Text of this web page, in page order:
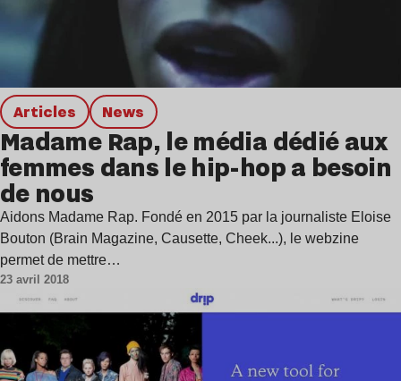
Articles news
Madame Rap, le média dédié aux
femmes dans le hip-hop a besoin
de nous
Aidons Madame Rap. Fondé en 2015 par la journaliste Eloise
Bouton (Brain Magazine, Causette, Cheek...), le webzine
permet de mettre…
23 avril 2018